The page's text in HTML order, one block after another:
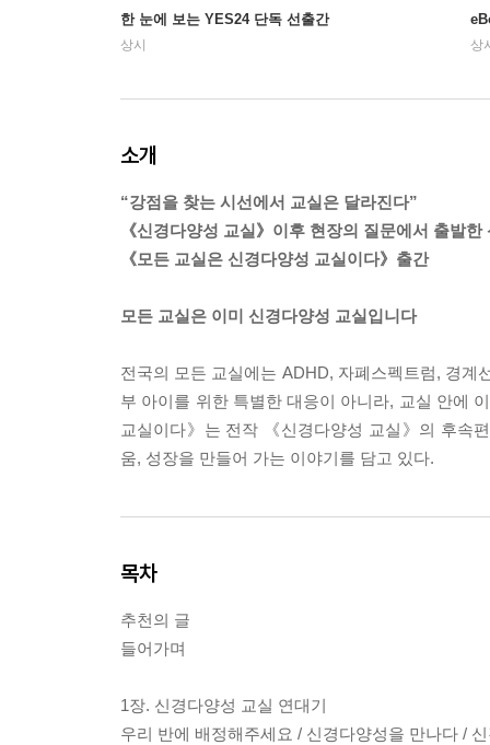
한 눈에 보는 YES24 단독 선출간
상시 상
소개
“강점을 찾는 시선에서 교실은 달라진다”
《신경다양성 교실》이후 현장의 질문에서 출발한
《모든 교실은 신경다양성 교실이다》출간
모든 교실은 이미 신경다양성 교실입니다
전국의 모든 교실에는 ADHD, 자폐스펙트럼, 경계
부 아이를 위한 특별한 대응이 아니라, 교실 안에
교실이다》는 전작 《신경다양성 교실》의 후속
움, 성장을 만들어 가는 이야기를 담고 있다.
목차
추천의 글
들어가며
1장. 신경다양성 교실 연대기
우리 반에 배정해주세요 / 신경다양성을 만나다 /